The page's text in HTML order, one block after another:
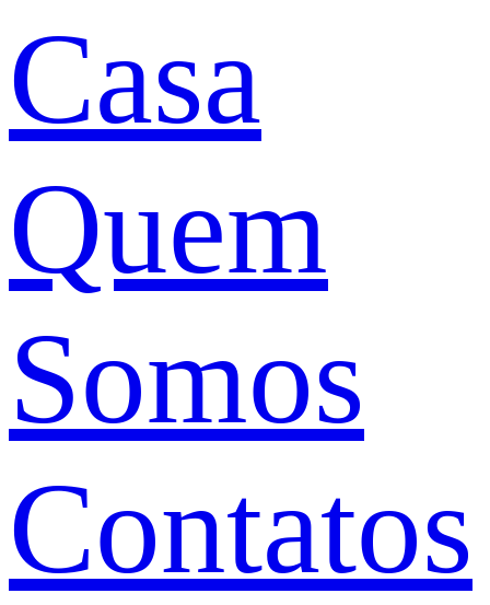
Casa
Quem
Somos
Contatos